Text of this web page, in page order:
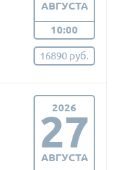
АВГУСТА
10:00
16890 руб.
2026
27
АВГУСТА